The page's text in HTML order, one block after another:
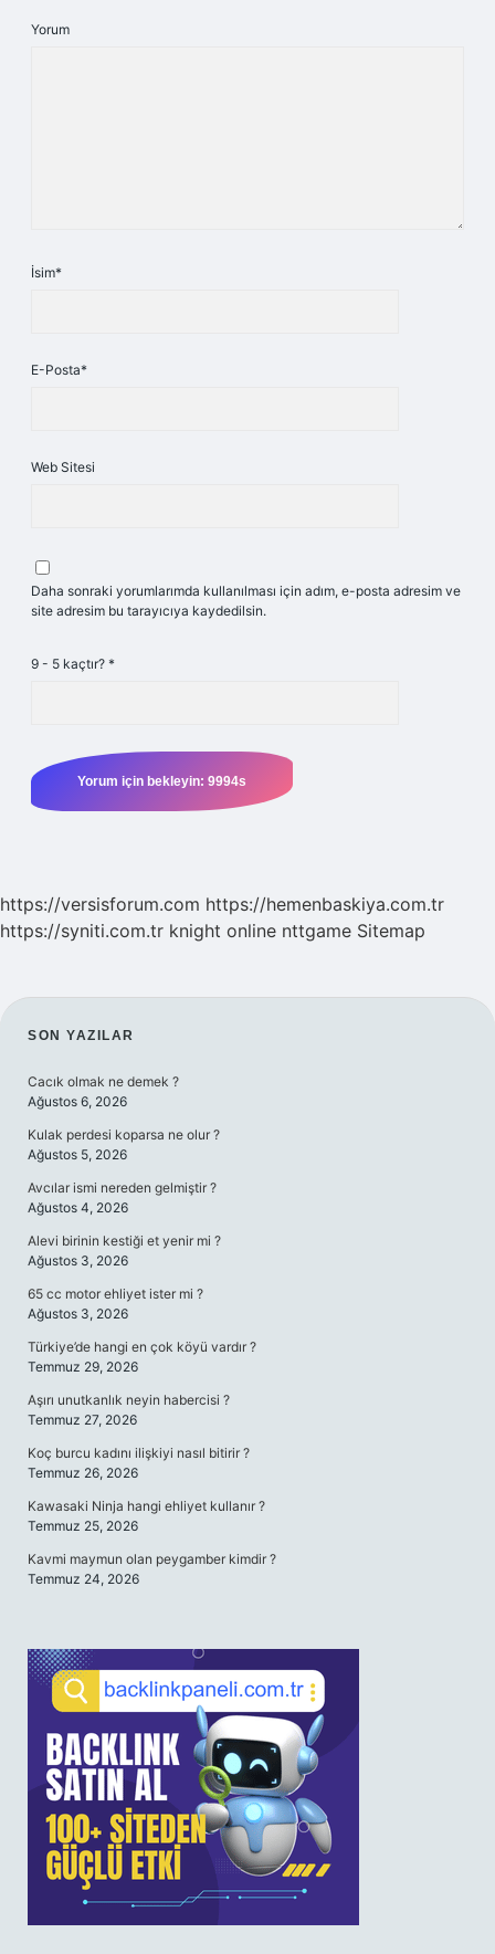
Yorum
İsim*
E-Posta*
Web Sitesi
Daha sonraki yorumlarımda kullanılması için adım, e-posta adresim ve
site adresim bu tarayıcıya kaydedilsin.
9 - 5 kaçtır? *
https://versisforum.com https://hemenbaskiya.com.tr
https://syniti.com.tr knight online nttgame Sitemap
SIDEBAR
SON YAZILAR
Cacık olmak ne demek ?
Ağustos 6, 2026
Kulak perdesi koparsa ne olur ?
Ağustos 5, 2026
Avcılar ismi nereden gelmiştir ?
Ağustos 4, 2026
Alevi birinin kestiği et yenir mi ?
Ağustos 3, 2026
65 cc motor ehliyet ister mi ?
Ağustos 3, 2026
Türkiye’de hangi en çok köyü vardır ?
Temmuz 29, 2026
Aşırı unutkanlık neyin habercisi ?
Temmuz 27, 2026
Koç burcu kadını ilişkiyi nasıl bitirir ?
Temmuz 26, 2026
Kawasaki Ninja hangi ehliyet kullanır ?
Temmuz 25, 2026
Kavmi maymun olan peygamber kimdir ?
Temmuz 24, 2026